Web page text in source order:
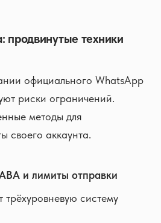
продвинутые техники
официального WhatsApp
риски ограничений.
методы для
своего аккаунта.
и лимиты отправки
трёхуровневую систему